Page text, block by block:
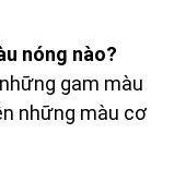
nóng nào?
gam màu
những màu cơ